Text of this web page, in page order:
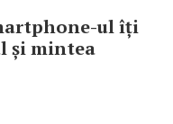
ul îți
și mintea